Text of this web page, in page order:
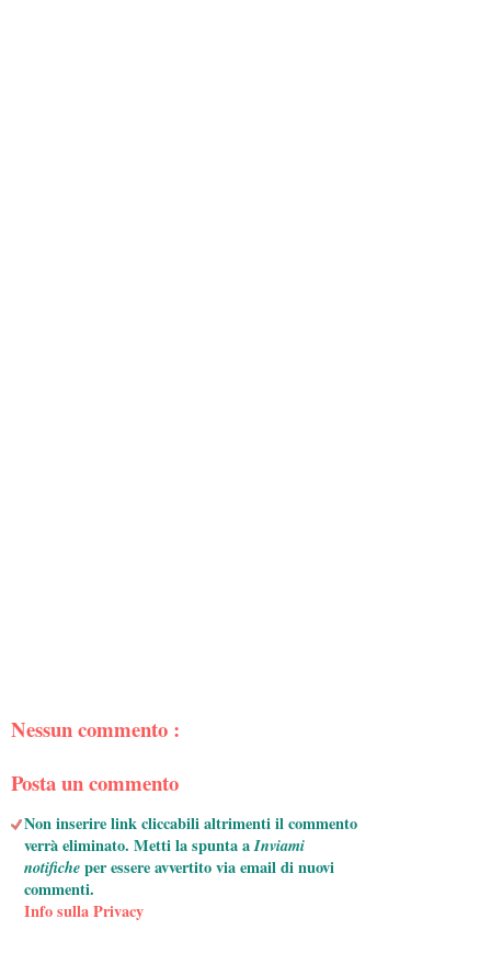
Nessun commento :
Posta un commento
Non inserire link cliccabili altrimenti il commento
verrà eliminato. Metti la spunta aInviami
notificheper essere avvertito via email di nuovi
commenti.
Info sulla Privacy